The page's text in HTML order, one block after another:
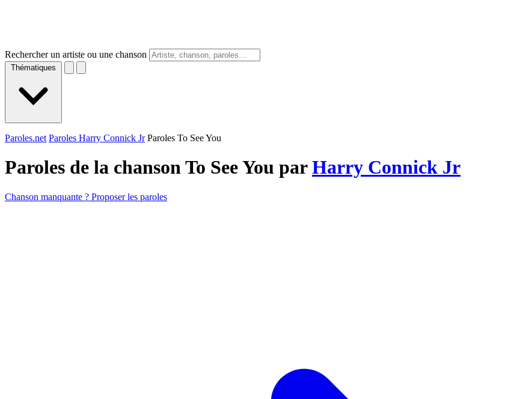
Rechercher un artiste ou une chanson
Thématiques
Paroles.net Paroles Harry Connick Jr Paroles To See You
Paroles de la chanson To See You parHarry Connick Jr
Chanson manquante ? Proposer les paroles